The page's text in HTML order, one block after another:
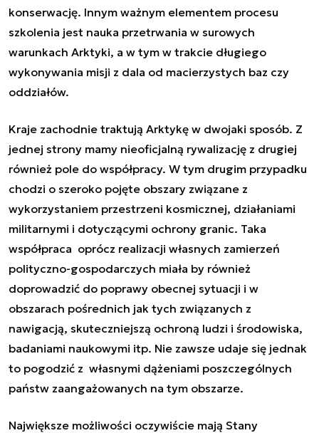
konserwację. Innym ważnym elementem procesu
szkolenia jest nauka przetrwania w surowych
warunkach Arktyki, a w tym w trakcie długiego
wykonywania misji z dala od macierzystych baz czy
oddziałów.
Kraje zachodnie traktują Arktykę w dwojaki sposób. Z
jednej strony mamy nieoficjalną rywalizację z drugiej
również pole do współpracy. W tym drugim przypadku
chodzi o szeroko pojęte obszary związane z
wykorzystaniem przestrzeni kosmicznej, działaniami
militarnymi i dotyczącymi ochrony granic. Taka
współpraca oprócz realizacji własnych zamierzeń
polityczno-gospodarczych miała by również
doprowadzić do poprawy obecnej sytuacji i w
obszarach pośrednich jak tych związanych z
nawigacją, skuteczniejszą ochroną ludzi i środowiska,
badaniami naukowymi itp. Nie zawsze udaje się jednak
to pogodzić z własnymi dążeniami poszczególnych
państw zaangażowanych na tym obszarze.
Największe możliwości oczywiście mają Stany